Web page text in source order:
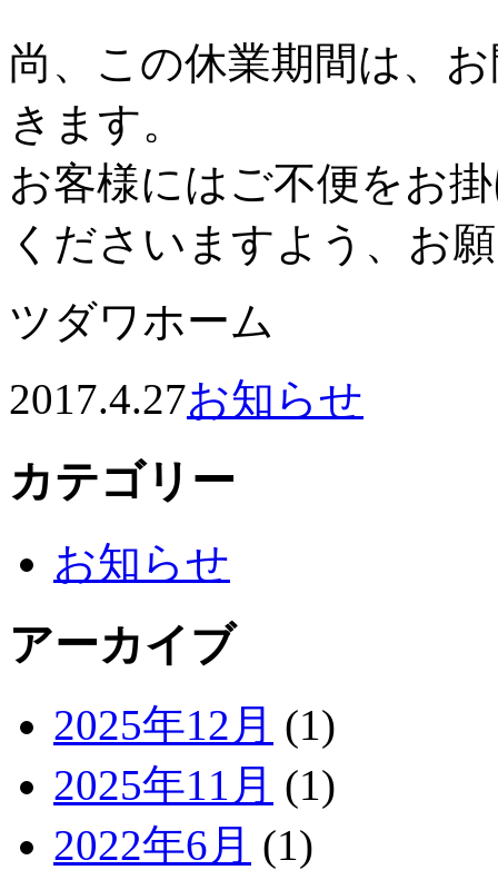
尚、この休業期間は、
きます。
お客様にはご不便をお
くださいますよう、お
ツダワホーム
2017.4.27お知らせ
カテゴリー
お知らせ
アーカイブ
2025年12月 (1)
2025年11月 (1)
2022年6月 (1)